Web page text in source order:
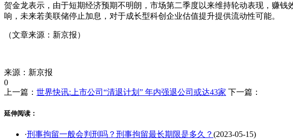
贺金龙表示，由于短期经济预期不明朗，市场第二季度以来维持轮动表现，赚
响，未来若美联储停止加息，对于成长型科创企业估值提升提供流动性可能。
（文章来源：新京报）
来源：新京报
0
上一篇： 世界快讯:上市公司“清退计划” 年内强退公司或达43家 下一篇：
延伸阅读：
·刑事拘留一般会判刑吗？刑事拘留最长期限是多久？ (2023-05-15)